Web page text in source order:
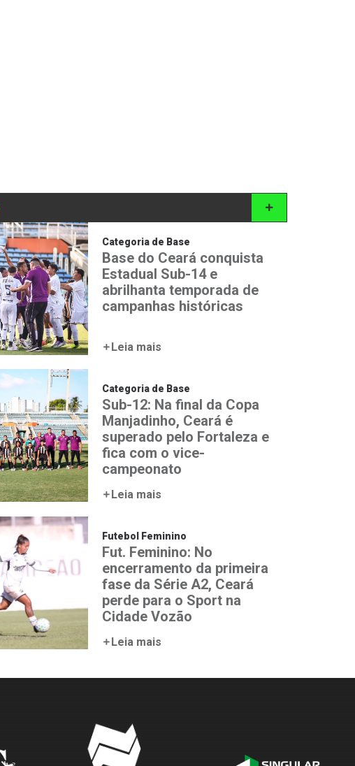
Categoria de Base
Base do Ceará conquista
Estadual Sub-14 e
abrilhanta temporada de
campanhas históricas
Leia mais
Categoria de Base
Sub-12: Na final da Copa
Manjadinho, Ceará é
superado pelo Fortaleza e
fica com o vice-
campeonato
Leia mais
Futebol Feminino
Fut. Feminino: No
encerramento da primeira
fase da Série A2, Ceará
perde para o Sport na
Cidade Vozão
Leia mais